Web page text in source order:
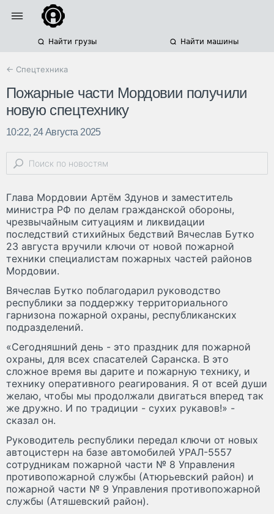
Найти грузы Найти машины
← Спецтехника
Пожарные части Мордовии получили
новую спецтехнику
10:22, 24 Августа 2025
Глава Мордовии Артём Здунов и заместитель
министра РФ по делам гражданской обороны,
чрезвычайным ситуациям и ликвидации
последствий стихийных бедствий Вячеслав Бутко
23 августа вручили ключи от новой пожарной
техники специалистам пожарных частей районов
Мордовии.
Вячеслав Бутко поблагодарил руководство
республики за поддержку территориального
гарнизона пожарной охраны, республиканских
подразделений.
«Сегодняшний день - это праздник для пожарной
охраны, для всех спасателей Саранска. В это
сложное время вы дарите и пожарную технику, и
технику оперативного реагирования. Я от всей души
желаю, чтобы мы продолжали двигаться вперед так
же дружно. И по традиции - сухих рукавов!» -
сказал он.
Руководитель республики передал ключи от новых
автоцистерн на базе автомобилей УРАЛ-5557
сотрудникам пожарной части № 8 Управления
противопожарной службы (Атюрьевский район) и
пожарной части № 9 Управления противопожарной
службы (Атяшевский район).